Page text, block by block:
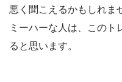
悪く聞こえるかもしれま
ミーハーな人は、このト
ると思います。